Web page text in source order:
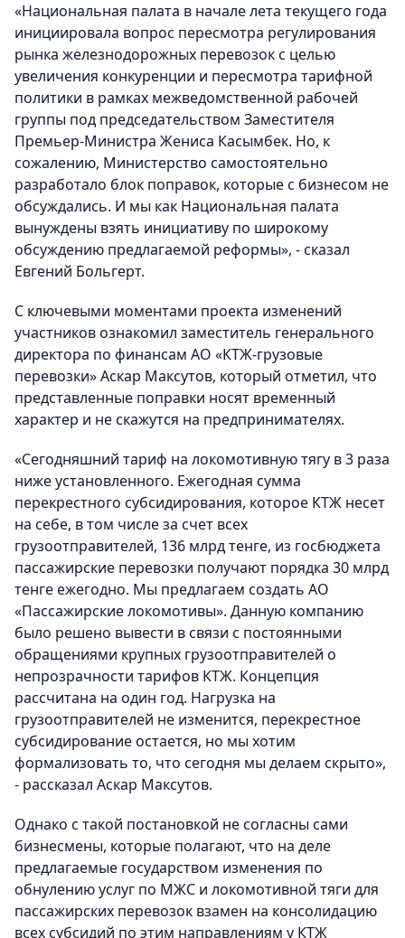
«Национальная палата в начале лета текущего года
инициировала вопрос пересмотра регулирования
рынка железнодорожных перевозок с целью
увеличения конкуренции и пересмотра тарифной
политики в рамках межведомственной рабочей
группы под председательством Заместителя
Премьер-Министра Жениса Касымбек. Но, к
сожалению, Министерство самостоятельно
разработало блок поправок, которые с бизнесом не
обсуждались. И мы как Национальная палата
вынуждены взять инициативу по широкому
обсуждению предлагаемой реформы», - сказал
Евгений Больгерт.
С ключевыми моментами проекта изменений
участников ознакомил заместитель генерального
директора по финансам АО «КТЖ-грузовые
перевозки» Аскар Максутов, который отметил, что
представленные поправки носят временный
характер и не скажутся на предпринимателях.
«Сегодняшний тариф на локомотивную тягу в 3 раза
ниже установленного. Ежегодная сумма
перекрестного субсидирования, которое КТЖ несет
на себе, в том числе за счет всех
грузоотправителей, 136 млрд тенге, из госбюджета
пассажирские перевозки получают порядка 30 млрд
тенге ежегодно. Мы предлагаем создать АО
«Пассажирские локомотивы». Данную компанию
было решено вывести в связи с постоянными
обращениями крупных грузоотправителей о
непрозрачности тарифов КТЖ. Концепция
рассчитана на один год. Нагрузка на
грузоотправителей не изменится, перекрестное
субсидирование остается, но мы хотим
формализовать то, что сегодня мы делаем скрыто»,
- рассказал Аскар Максутов.
Однако с такой постановкой не согласны сами
бизнесмены, которые полагают, что на деле
предлагаемые государством изменения по
обнулению услуг по МЖС и локомотивной тяги для
пассажирских перевозок взамен на консолидацию
всех субсидий по этим направлениям у КТЖ